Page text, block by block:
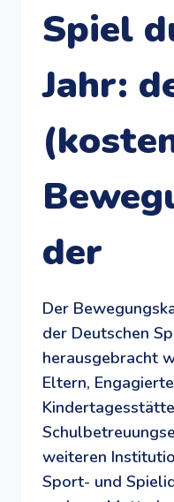
Spiel
Jahr:
der
Der
der Deutschen
herausgebracht
Eltern,
weiteren
Sport- und